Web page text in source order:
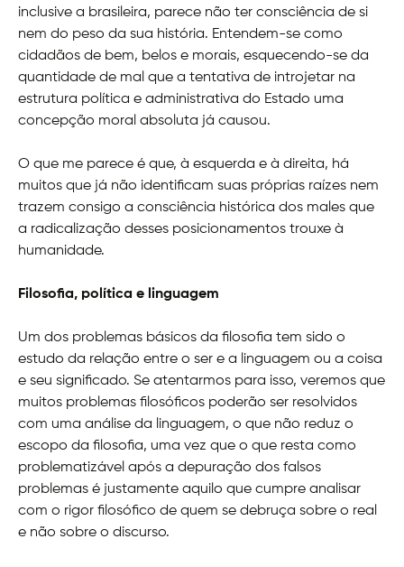
inclusive a brasileira, parece não ter consciência de si
nem do peso da sua história. Entendem-se como
cidadãos de bem, belos e morais, esquecendo-se da
quantidade de mal que a tentativa de introjetar na
estrutura política e administrativa do Estado uma
concepção moral absoluta já causou.
O que me parece é que, à esquerda e à direita, há
muitos que já não identificam suas próprias raízes nem
trazem consigo a consciência histórica dos males que
a radicalização desses posicionamentos trouxe à
humanidade.
Filosofia, política e linguagem
Um dos problemas básicos da filosofia tem sido o
estudo da relação entre o ser e a linguagem ou a coisa
e seu significado. Se atentarmos para isso, veremos que
muitos problemas filosóficos poderão ser resolvidos
com uma análise da linguagem, o que não reduz o
escopo da filosofia, uma vez que o que resta como
problematizável após a depuração dos falsos
problemas é justamente aquilo que cumpre analisar
com o rigor filosófico de quem se debruça sobre o real
e não sobre o discurso.